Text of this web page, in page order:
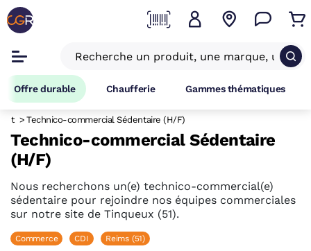
Offre durable Chaufferie Gammes thématiques
Technico-commercial Sédentaire (H/F)
Technico-commercial Sédentaire
(H/F)
Nous recherchons un(e) technico-commercial(e)
sédentaire pour rejoindre nos équipes commerciales
sur notre site de Tinqueux (51).
Commerce CDI Reims (51)